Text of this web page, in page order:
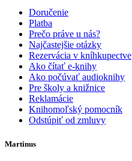
Doručenie
Platba
Prečo práve u nás?
Najčastejšie otázky
Rezervácia v kníhkupectve
Ako čítať e-knihy
Ako počúvať audioknihy
Pre školy a knižnice
Reklamácie
Knihomoľský pomocník
Odstúpiť od zmluvy
Martinus